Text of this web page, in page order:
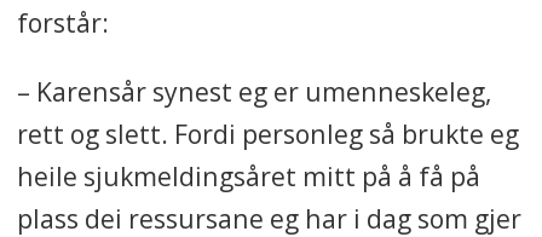
forstår:
– Karensår synest eg er umenneskeleg,
rett og slett. Fordi personleg så brukte eg
heile sjukmeldingsåret mitt på å få på
plass dei ressursane eg har i dag som gjer